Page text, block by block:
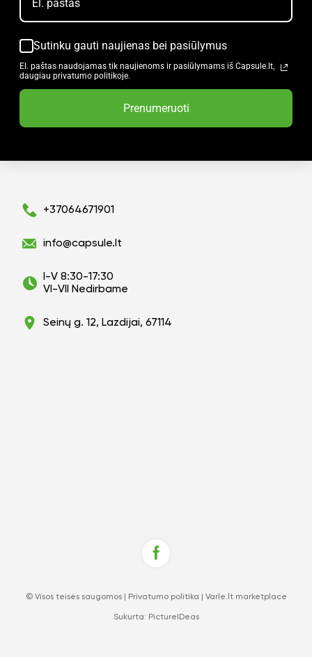
Sutinku gauti naujienas bei pasiūlymus
El. paštas naudojamas tik naujienoms ir pasiūlymams iš Capsule.lt,
daugiau privatumo politikoje.
Prenumeruoti
+37064671901
info@capsule.lt
I-V 8:30-17:30
VI-VII Nedirbame
Seinų g. 12, Lazdijai, 67114
© Visos teisės saugomos | Privatumo politika Varle.lt marketplace
Sukurta: PictureIDeas